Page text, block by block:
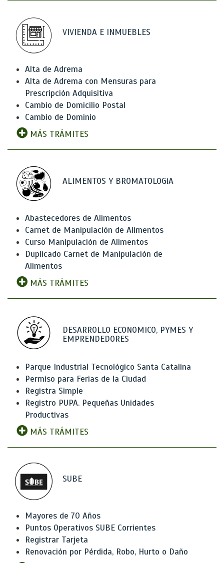
VIVIENDA E INMUEBLES
Alta de Adrema
Alta de Adrema con Mensuras para
Prescripción Adquisitiva
Cambio de Domicilio Postal
Cambio de Dominio
MÁS TRÁMITES
ALIMENTOS Y BROMATOLOGíA
Abastecedores de Alimentos
Carnet de Manipulación de Alimentos
Curso Manipulación de Alimentos
Duplicado Carnet de Manipulación de
Alimentos
MÁS TRÁMITES
DESARROLLO ECONOMICO, PYMES Y
EMPRENDEDORES
Parque Industrial Tecnológico Santa Catalina
Permiso para Ferias de la Ciudad
Registra Simple
Registro PUPA. Pequeñas Unidades
Productivas
MÁS TRÁMITES
SUBE
Mayores de 70 Años
Puntos Operativos SUBE Corrientes
Registrar Tarjeta
Renovación por Pérdida, Robo, Hurto o Daño